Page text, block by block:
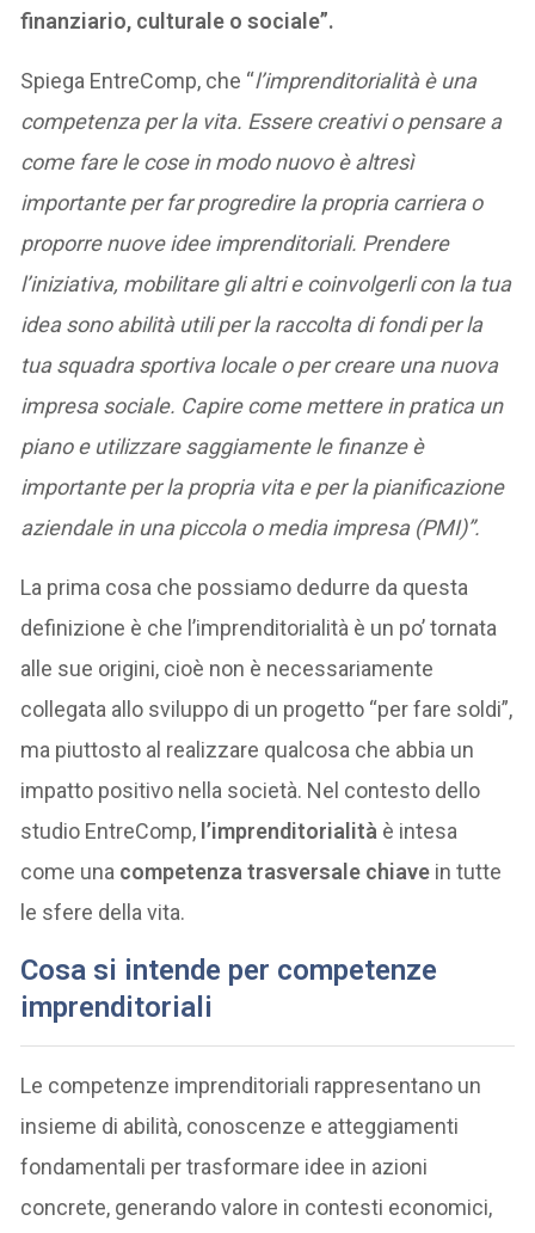
finanziario, culturale o sociale”.
Spiega EntreComp, che “l’imprenditorialità è una
competenza per la vita. Essere creativi o pensare a
come fare le cose in modo nuovo è altresì
importante per far progredire la propria carriera o
proporre nuove idee imprenditoriali. Prendere
l’iniziativa, mobilitare gli altri e coinvolgerli con la tua
idea sono abilità utili per la raccolta di fondi per la
tua squadra sportiva locale o per creare una nuova
impresa sociale. Capire come mettere in pratica un
piano e utilizzare saggiamente le finanze è
importante per la propria vita e per la pianificazione
aziendale in una piccola o media impresa (PMI)”.
La prima cosa che possiamo dedurre da questa
definizione è che l’imprenditorialità è un po’ tornata
alle sue origini, cioè non è necessariamente
collegata allo sviluppo di un progetto “per fare soldi”,
ma piuttosto al realizzare qualcosa che abbia un
impatto positivo nella società. Nel contesto dello
studio EntreComp, l’imprenditorialità è intesa
come una competenza trasversale chiave in tutte
le sfere della vita.
Cosa si intende per competenze
imprenditoriali
Le competenze imprenditoriali rappresentano un
insieme di abilità, conoscenze e atteggiamenti
fondamentali per trasformare idee in azioni
concrete, generando valore in contesti economici,